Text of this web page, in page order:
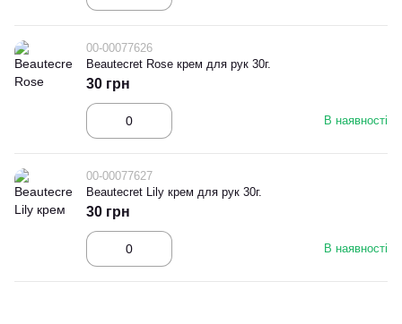
00-00077626
Beautecret Rose крем для рук 30г.
В наявності
30 грн
00-00077627
Beautecret Lily крем для рук 30г.
В наявності
30 грн